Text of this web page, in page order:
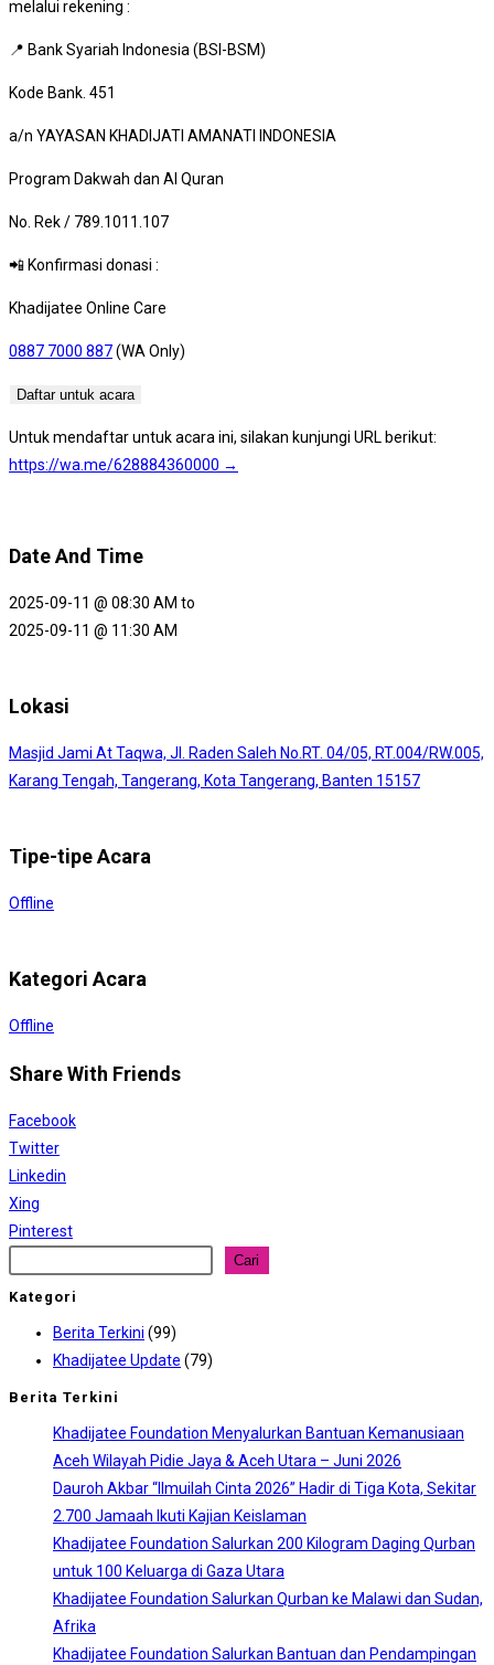
melalui rekening :
📍 Bank Syariah Indonesia (BSI-BSM)
Kode Bank. 451
a/n YAYASAN KHADIJATI AMANATI INDONESIA
Program Dakwah dan Al Quran
No. Rek / 789.1011.107
📲 Konfirmasi donasi :
Khadijatee Online Care
0887 7000 887(WA Only)
Daftar untuk acara
Untuk mendaftar untuk acara ini, silakan kunjungi URL berikut:
https://wa.me/628884360000 →
Date And Time
2025-09-11 @ 08:30 AM to
2025-09-11 @ 11:30 AM
Lokasi
Masjid Jami At Taqwa, Jl. Raden Saleh No.RT. 04/05, RT.004/RW.005,
Karang Tengah, Tangerang, Kota Tangerang, Banten 15157
Tipe-tipe Acara
Offline
Kategori Acara
Offline
Share With Friends
Facebook
Twitter
Linkedin
Xing
Pinterest
Cari
Kategori
Berita Terkini (99)
Khadijatee Update (79)
Berita Terkini
Khadijatee Foundation Menyalurkan Bantuan Kemanusiaan
Aceh Wilayah Pidie Jaya & Aceh Utara – Juni 2026
Dauroh Akbar “Ilmuilah Cinta 2026” Hadir di Tiga Kota, Sekitar
2.700 Jamaah Ikuti Kajian Keislaman
Khadijatee Foundation Salurkan 200 Kilogram Daging Qurban
untuk 100 Keluarga di Gaza Utara
Khadijatee Foundation Salurkan Qurban ke Malawi dan Sudan,
Afrika
Khadijatee Foundation Salurkan Bantuan dan Pendampingan